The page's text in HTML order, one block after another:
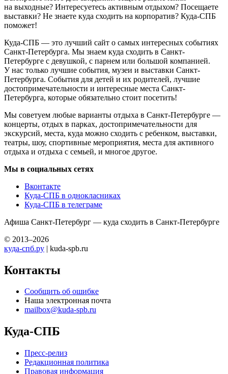
на выходные? Интересуетесь активным отдыхом? Посещаете
выставки? Не знаете куда сходить на корпоратив? Куда-СПБ
поможет!
Куда-СПБ — это лучший сайт о самых интересных событиях
Санкт-Петербурга. Мы знаем куда сходить в Санкт-
Петербурге с девушкой, с парнем или большой компанией.
У нас только лучшие события, музеи и выставки Санкт-
Петербурга. События для детей и их родителей, лучшие
достопримечательности и интересные места Санкт-
Петербурга, которые обязательно стоит посетить!
Мы советуем любые варианты отдыха в Санкт-Петербурге —
концерты, отдых в парках, достопримечательности для
экскурсий, места, куда можно сходить с ребенком, выставки,
театры, шоу, спортивные мероприятия, места для активного
отдыха и отдыха с семьей, и многое другое.
Мы в социальных сетях
Вконтакте
Куда-СПБ в однокласниках
Куда-СПБ в телеграме
Афиша Санкт-Петербург — куда сходить в Санкт-Петербурге
© 2013–2026
куда-спб.ру | kuda-spb.ru
Контакты
Сообщить об ошибке
Наша электронная почта
mailbox@kuda-spb.ru
Куда-СПБ
Пресс-релиз
Редакционная политика
Правовая информация